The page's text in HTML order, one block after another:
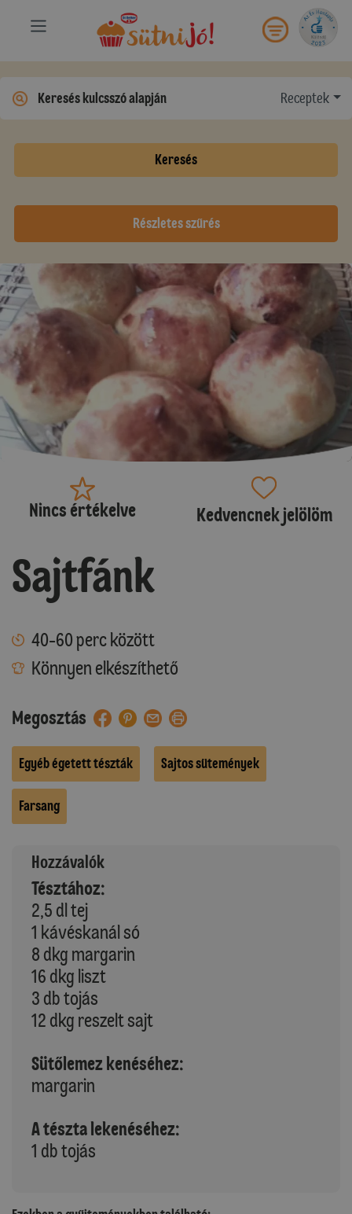
Receptek
Keresés
Részletes szűrés
Nincs értékelve Kedvencnek jelölöm
Sajtfánk
40-60 perc között
Könnyen elkészíthető
Megosztás
Egyéb égetett tészták Sajtos sütemények
Farsang
Hozzávalók
Tésztához:
2,5 dl tej
1 kávéskanál só
8 dkg margarin
16 dkg liszt
3 db tojás
12 dkg reszelt sajt
Sütőlemez kenéséhez:
margarin
A tészta lekenéséhez:
1 db tojás